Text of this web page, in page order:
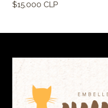
$15.000 CLP